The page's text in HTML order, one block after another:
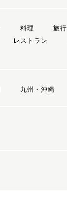
料理 旅行
レストラン
九州・沖縄